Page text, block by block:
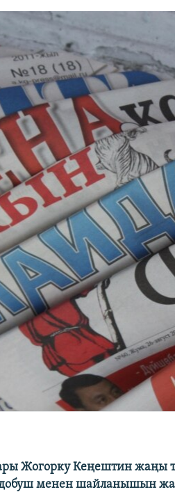
Жогорку Кеңештин жаңы
добуш менен шайланышын